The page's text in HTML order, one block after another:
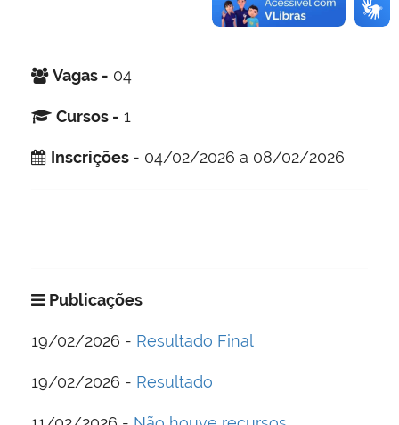
Vagas - 04
Cursos - 1
Inscrições - 04/02/2026 a 08/02/2026
Publicações
19/02/2026 - Resultado Final
19/02/2026 - Resultado